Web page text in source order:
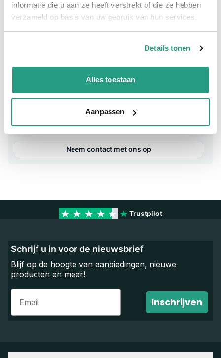
informatie die u aan ze heeft verstrekt of die ze hebben
verzameld op basis van uw gebruik van hun services.
Details tonen
Alles toestaan
Aanpassen
Meer informatie
Vragen? Neem dan nu contact op
Neem contact met ons op
Trustpilot
Schrijf u in voor de nieuwsbrief
Blijf op de hoogte van aanbiedingen, nieuwe
producten en meer!
Email
Inschrijven